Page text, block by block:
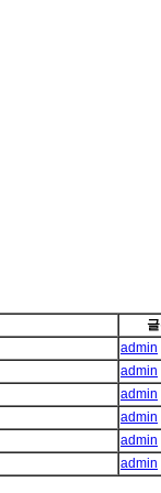
글
admin
admin
admin
admin
admin
admin